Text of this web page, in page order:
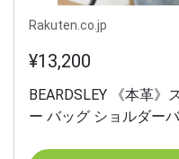
Rakuten.co.jp
¥13,200
BEARDSLEY 《本革》
ー バッグ ショルダー